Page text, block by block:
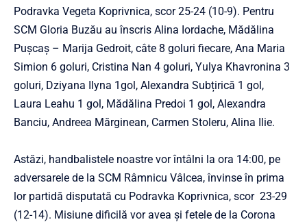
Podravka Vegeta Koprivnica, scor 25-24 (10-9). Pentru
SCM Gloria Buzău au înscris Alina Iordache, Mădălina
Pușcaș – Marija Gedroit, câte 8 goluri fiecare, Ana Maria
Simion 6 goluri, Cristina Nan 4 goluri, Yulya Khavronina 3
goluri, Dziyana Ilyna 1gol, Alexandra Subțirică 1 gol,
Laura Leahu 1 gol, Mădălina Predoi 1 gol, Alexandra
Banciu, Andreea Mărginean, Carmen Stoleru, Alina Ilie.
Astăzi, handbalistele noastre vor întâlni la ora 14:00, pe
adversarele de la SCM Râmnicu Vâlcea, învinse în prima
lor partidă disputată cu Podravka Koprivnica, scor 23-29
(12-14). Misiune dificilă vor avea și fetele de la Corona